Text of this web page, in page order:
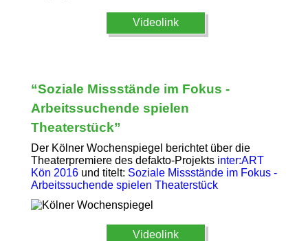
Videolink
“Soziale Missstände im Fokus -
Arbeitssuchende spielen
Theaterstück”
Der Kölner Wochenspiegel berichtet über die
Theaterpremiere des defakto-Projektsinter:ART
Kön 2016und titelt: Soziale Missstände im Fokus -
Arbeitssuchende spielen Theaterstück
Videolink